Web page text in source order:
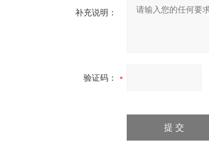
补充说明：
验证码：